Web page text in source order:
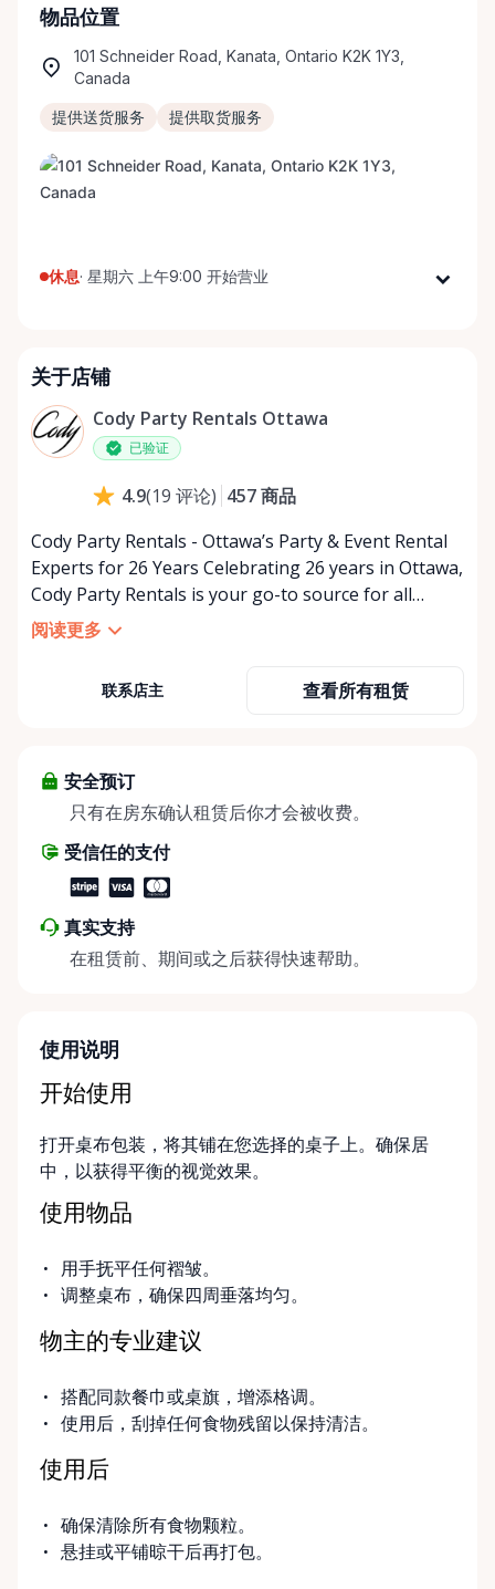
物品位置
101 Schneider Road, Kanata, Ontario K2K 1Y3,
Canada
提供送货服务 提供取货服务
休息· 星期六 上午9:00 开始营业
星期三
星期四
上午9:00 - 下午5:00
星期五
关于店铺
Cody Party Rentals Ottawa
已验证
4.9(19 评论) 457商品
Cody Party Rentals - Ottawa’s Party & Event Rental
Experts for 26 Years Celebrating 26 years in Ottawa,
Cody Party Rentals is your go-to source for all
things party and event rentals. We’re proud to be a
partner of Rent Anything, expanding our offerings
At Cody Party Rentals, we believe in the power of
about more than just saving money; it’s about
helping people enjoy more for less while making a
share instead of buy, we’re all doing our part to
make things easier on Mother Nature.
阅读更多
联系店主 查看所有租赁
安全预订
只有在房东确认租赁后你才会被收费。
受信任的支付
真实支持
在租赁前、期间或之后获得快速帮助。
使用说明
开始使用
打开桌布包装，将其铺在您选择的桌子上。确保居
中，以获得平衡的视觉效果。
使用物品
用手抚平任何褶皱。
调整桌布，确保四周垂落均匀。
物主的专业建议
搭配同款餐巾或桌旗，增添格调。
使用后，刮掉任何食物残留以保持清洁。
使用后
确保清除所有食物颗粒。
悬挂或平铺晾干后再打包。